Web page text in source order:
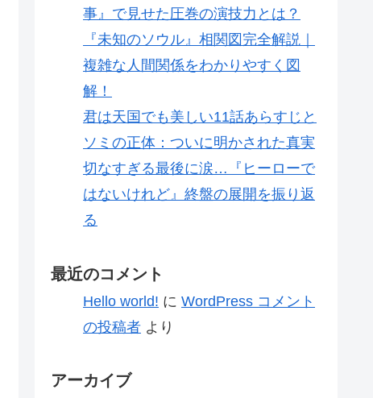
事』で見せた圧巻の演技力とは？
『未知のソウル』相関図完全解説｜
複雑な人間関係をわかりやすく図
解！
君は天国でも美しい11話あらすじと
ソミの正体：ついに明かされた真実
切なすぎる最後に涙…『ヒーローで
はないけれど』終盤の展開を振り返
る
最近のコメント
Hello world! に WordPress コメント
の投稿者 より
アーカイブ